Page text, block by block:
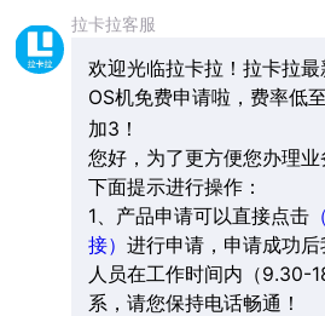
拉卡拉客服
欢迎光临拉卡拉！拉卡拉
OS机免费申请啦，费率低
加3！
您好，为了更方便您办理
下面提示进行操作：
1、产品申请可以直接点击
接） 进行申请，申请成功后
人员在工作时间内（9.30-
系，请您保持电话畅通！